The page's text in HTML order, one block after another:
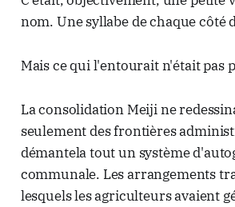
nom. Une syllabe de chaque côté
Mais ce qui l'entourait n'était pas
La consolidation Meiji ne
seulement des frontières
démantela tout un système
communale. Les arrangements
lesquels les agriculteurs avaient